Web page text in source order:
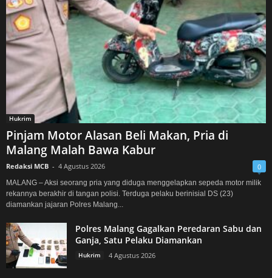
Hukrim
Pinjam Motor Alasan Beli Makan, Pria di
Malang Malah Bawa Kabur
Redaksi MCB - 4 Agustus 2026 0
MALANG – Aksi seorang pria yang diduga menggelapkan sepeda motor milik
rekannya berakhir di tangan polisi. Terduga pelaku berinisial DS (23)
diamankan jajaran Polres Malang...
Polres Malang Gagalkan Peredaran Sabu dan
Ganja, Satu Pelaku Diamankan
Hukrim 4 Agustus 2026